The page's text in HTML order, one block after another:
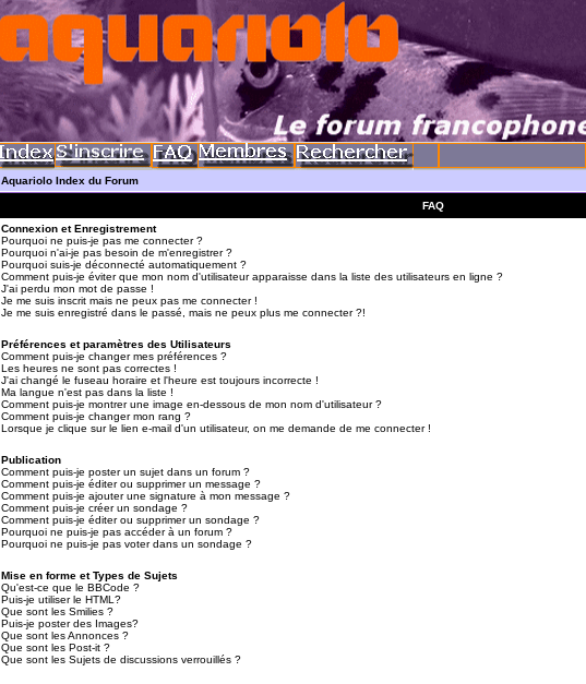
Aquariolo Index du Forum
FAQ
Connexion et Enregistrement
Pourquoi ne puis-je pas me connecter ?
Pourquoi n'ai-je pas besoin de m'enregistrer ?
Pourquoi suis-je déconnecté automatiquement ?
Comment puis-je éviter que mon nom d'utilisateur apparaisse dans la liste des utilisateurs en ligne ?
J'ai perdu mon mot de passe !
Je me suis inscrit mais ne peux pas me connecter !
Je me suis enregistré dans le passé, mais ne peux plus me connecter ?!
Préférences et paramètres des Utilisateurs
Comment puis-je changer mes préférences ?
Les heures ne sont pas correctes !
J'ai changé le fuseau horaire et l'heure est toujours incorrecte !
Ma langue n'est pas dans la liste !
Comment puis-je montrer une image en-dessous de mon nom d'utilisateur ?
Comment puis-je changer mon rang ?
Lorsque je clique sur le lien e-mail d'un utilisateur, on me demande de me connecter !
Publication
Comment puis-je poster un sujet dans un forum ?
Comment puis-je éditer ou supprimer un message ?
Comment puis-je ajouter une signature à mon message ?
Comment puis-je créer un sondage ?
Comment puis-je éditer ou supprimer un sondage ?
Pourquoi ne puis-je pas accéder à un forum ?
Pourquoi ne puis-je pas voter dans un sondage ?
Mise en forme et Types de Sujets
Qu'est-ce que le BBCode ?
Puis-je utiliser le HTML?
Que sont les Smilies ?
Puis-je poster des Images?
Que sont les Annonces ?
Que sont les Post-it ?
Que sont les Sujets de discussions verrouillés ?